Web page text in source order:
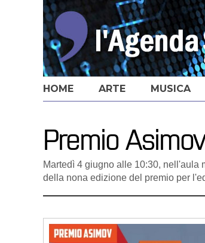
HOME ARTE MUSICA
Premio
Martedì 4 giugno alle 10:30, nell'aula
della nona edizione del premio per